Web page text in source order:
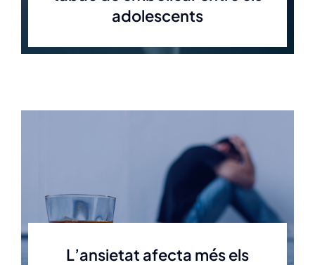
adolescents
L’ansietat afecta més els